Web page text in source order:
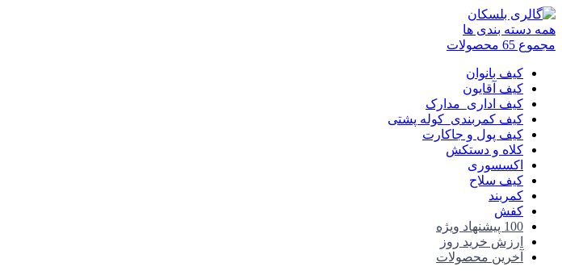
همه دسته بندی ها
مجموع 65 محصولات
کیف بانوان
کیف آقایون
کیف اداری_مدارک
کیف کمربندی_کوله پشتی
کیف پول و جاکارت
کلاه و دستکش
اکسسوری
کیف سلاح
کمربند
کفش
100 پیشنهاد ویژه
ارزش خرید روز
آخرین محصولات